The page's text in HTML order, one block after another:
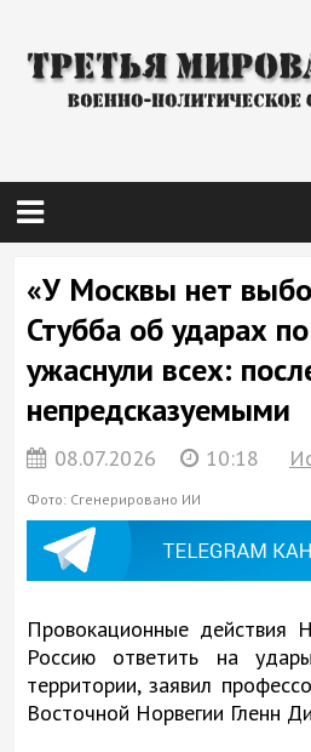
«У Москвы нет
Стубба об ударах
ужаснули всех:
непредсказуемыми
08.07.2026 10:18
Фото: Сгенерировано ИИ
Провокационные действия
Россию ответить на
территории, заявил
Восточной Норвегии Гленн